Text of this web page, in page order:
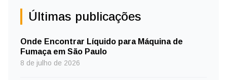
Últimas publicações
Onde Encontrar Líquido para Máquina de
Fumaça em São Paulo
8 de julho de 2026